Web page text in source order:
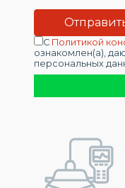
С Политикой
ознакомлен(а),
персональных